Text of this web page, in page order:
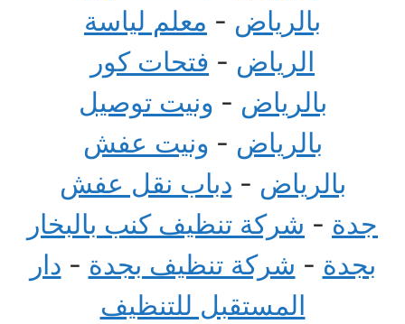
بالرياض - معلم لياسة
الرياض - فتحات كور
بالرياض - ونيت توصيل
بالرياض - ونيت عفش
بالرياض - دباب نقل عفش
جدة - شركة تنظيف كنب بالبخار
بجدة - شركة تنظيف بجدة - دار
المستقبل للتنظيف